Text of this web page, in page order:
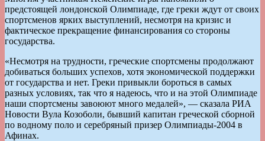
предстоящей лондонской Олимпиаде, где греки ждут от своих
спортсменов ярких выступлений, несмотря на кризис и
фактическое прекращение финансирования со стороны
государства.
«Несмотря на трудности, греческие спортсмены продолжают
добиваться больших успехов, хотя экономической поддержки
от государства и нет. Греки привыкли бороться в самых
разных условиях, так что я надеюсь, что и на этой Олимпиаде
наши спортсмены завоюют много медалей», — сказала РИА
Новости Вула Козоболи, бывший капитан греческой сборной
по водному поло и серебряный призер Олимпиады-2004 в
Афинах.